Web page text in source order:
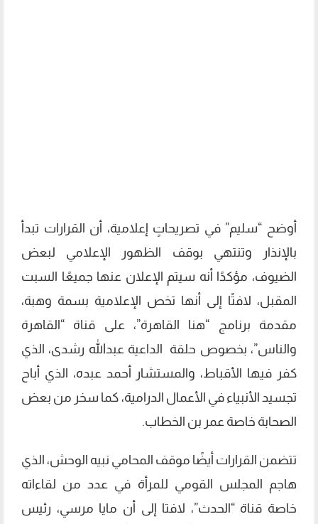
أوضح “سليم” في تصريحاتٍ إعلامية، أن القرارات تبدأ
بالإنذار وتنتهي بوقف الظهور الإعلامي لبعض
الضيوف، مؤكدًا أنه سيتم الإعلان عنها جميعًا السبت
المقبل، لافتًا إلى أنها تخص الإعلامية بسمة وهبة،
مقدمة برنامج “هنا القاهرة”، على قناة “القاهرة
والناس”، بخصوص حلقة الداعية عبدالله رشدى، الذي
كفر فيها الأقباط، والمستشار أحمد عبده، الذي أباح
تجسيد الأنبياء في الأعمال الدرامية، كما سخر من بعض
الصحابة خاصة عمر بن الخطاب.
تتضمن القرارات أيضًا موقف المحامي نبيه الوحش، الذي
هاجم المجلس القومي للمرأة في عدد من لقاءاته
خاصة قناة “الحدث”، لافتا إلى أن مايا مرسي، رئيس